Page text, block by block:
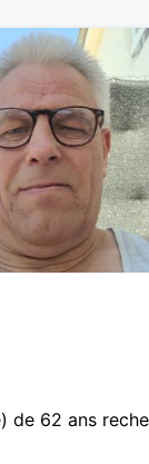
de 62 ans